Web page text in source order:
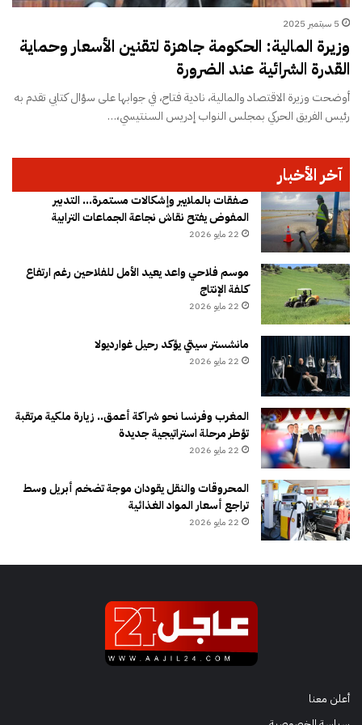
5 سبتمبر 2025
وزيرة المالية: الحكومة جاهزة لتقنين الأسعار وحماية
القدرة الشرائية عند الضرورة
أوضحت وزيرة الاقتصاد والمالية، نادية فتاح، في جوابها على سؤال كتابي تقدم به
رئيس الفريق الحركي بمجلس النواب إدريس السنتيسي،…
آخر الأخبار
صفقات بالملايير وإشكالات مستمرة… التدبير
المفوض يفتح نقاش نجاعة الجماعات الترابية
22 مايو 2026
موسم فلاحي واعد يعيد الأمل للفلاحين رغم ارتفاع
كلفة الإنتاج
22 مايو 2026
مانشستر سيتي يؤكد رحيل غوارديولا
22 مايو 2026
المغرب وفرنسا نحو شراكة أعمق.. زيارة ملكية مرتقبة
تؤطر مرحلة استراتيجية جديدة
22 مايو 2026
المحروقات والنقل يقودان موجة تضخم أبريل وسط
تراجع أسعار المواد الغذائية
22 مايو 2026
أعلن معنا